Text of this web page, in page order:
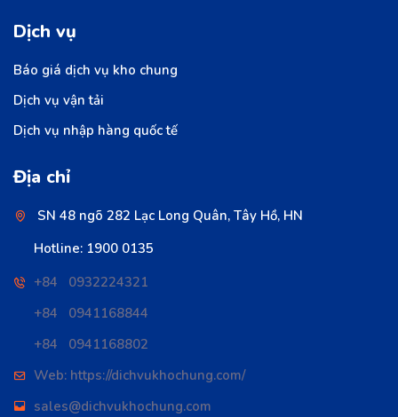
Dịch vụ
Báo giá dịch vụ kho chung
Dịch vụ vận tải
Dịch vụ nhập hàng quốc tế
Địa chỉ
SN 48 ngõ 282 Lạc Long Quân, Tây Hồ, HN
Hotline: 1900 0135
+84 0932224321
+84 0941168844
+84 0941168802
Web: https://dichvukhochung.com/
sales@dichvukhochung.com